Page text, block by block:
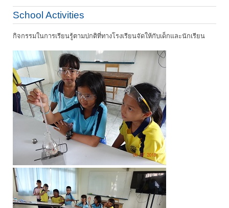
School Activities
กิจกรรมในการเรียนรู้ตามปกติที่ทางโรงเรียนจัดให้กับเด็กและนักเรียน